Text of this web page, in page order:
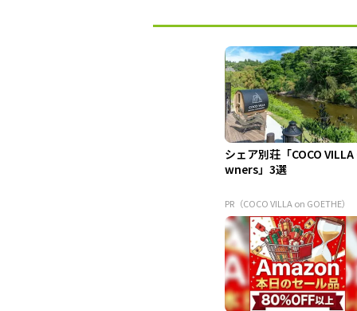
シェア別荘「COCO VILLA
wners」3選
PR（COCO VILLA on GOETHE）